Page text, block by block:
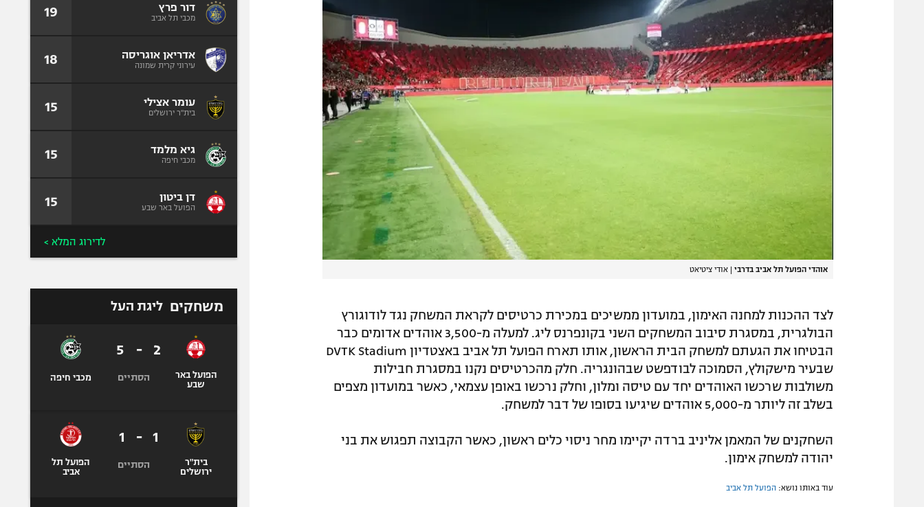
אוהדי הפועל תל אביב בדרבי | אודי ציטיאט
לצד ההכנות למחנה האימון, במועדון ממשיכים במכירת כרטיסים לקראת המשחק נגד לודוגורץ
הבולגרית, במסגרת סיבוב המשחקים השני בקונפרנס ליג. למעלה מ-3,500 אוהדים אדומים כבר
הבטיחו את הגעתם למשחק הבית הראשון, אותו תארח הפועל תל אביב באצטדיון DVTK Stadium
שבעיר מישקולץ, הסמוכה לבודפשט שבהונגריה. חלק מהכרטיסים נקנו במסגרת חבילות
משולבות שרכשו האוהדים יחד עם טיסה ומלון, וחלק נרכשו באופן עצמאי, כאשר במועדון מצפים
בשלב זה ליותר מ-5,000 אוהדים שיגיעו בסופו של דבר למשחק.
השחקנים של המאמן אליניב ברדה יקיימו מחר ניסוי כלים ראשון, כאשר הקבוצה תפגוש את בני
יהודה למשחק אימון.
עוד באותו נושא: הפועל תל אביב
דור פרץ
מכבי תל אביב 19
אדריאן אוגריסה
עירוני קרית שמונה 18
עומר אצילי
בית"ר ירושלים 15
גיא מלמד
מכבי חיפה 15
דן ביטון
הפועל באר שבע 15
לדירוג המלא >
משחקים ליגת העל
הפועל באר
שבע
2
-
5
הסתיים מכבי חיפה
בית"ר
ירושלים
1
-
1
הסתיים
הפועל תל
אביב